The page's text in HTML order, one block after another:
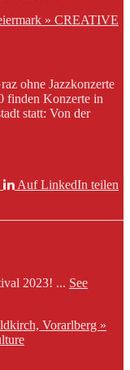
» CREATIVE
ohne Jazzkonzerte
finden Konzerte in
statt: Von der
Auf LinkedIn teilen
2023! ... See
Vorarlberg »